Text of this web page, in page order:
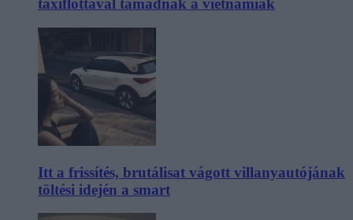
taxiflottával támadnak a vietnámiak
Itt a frissítés, brutálisat vágott villanyautójának
töltési idején a smart